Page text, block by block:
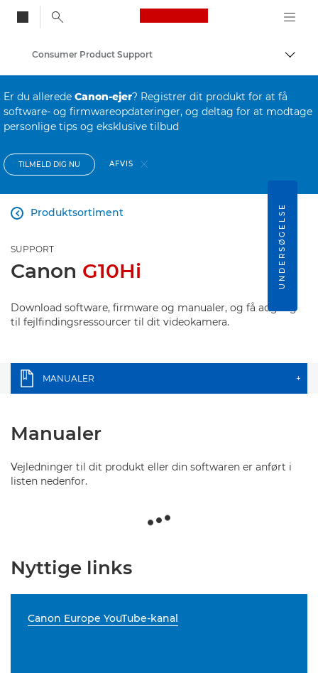
Canon Logo, back
Skift
Consumer Product Support
Er du allerede Canon-ejer? Registrer dit produkt for at få
software- og firmwareopdateringer, og deltag for at modtage
personlige tips og eksklusive tilbud
TILMELD DIG NU AFVIS
Produktsortiment

SUPPORT
Canon G10Hi
Download software, firmware og manualer, og få adgang
til fejlfindingsressourcer til dit videokamera.
MANUALER +
Manualer
Vejledninger til dit produkt eller din softwaren er anført i
listen nedenfor.
Nyttige links
Canon Europe YouTube-kanal
UNDERSØGELSE